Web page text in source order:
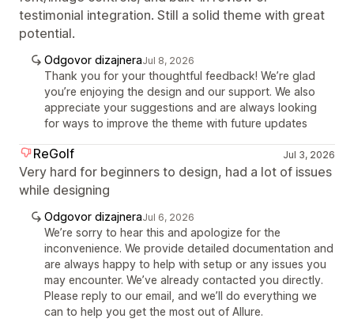
testimonial integration. Still a solid theme with great
potential.
Odgovor dizajneraJul 8, 2026
Thank you for your thoughtful feedback! We’re glad
you’re enjoying the design and our support. We also
appreciate your suggestions and are always looking
for ways to improve the theme with future updates
ReGolf Jul 3, 2026
Very hard for beginners to design, had a lot of issues
while designing
Odgovor dizajneraJul 6, 2026
We’re sorry to hear this and apologize for the
inconvenience. We provide detailed documentation and
are always happy to help with setup or any issues you
may encounter. We’ve already contacted you directly.
Please reply to our email, and we’ll do everything we
can to help you get the most out of Allure.